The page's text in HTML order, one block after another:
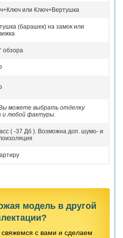
или Ключ+Вертушка
(барашек) на замок или
обзора
можете выбрать отделку
и любой фактуры.
( -37 Дб ). Возможна доп. шумо- и
модель в другой
свяжемся с вами и сделаем